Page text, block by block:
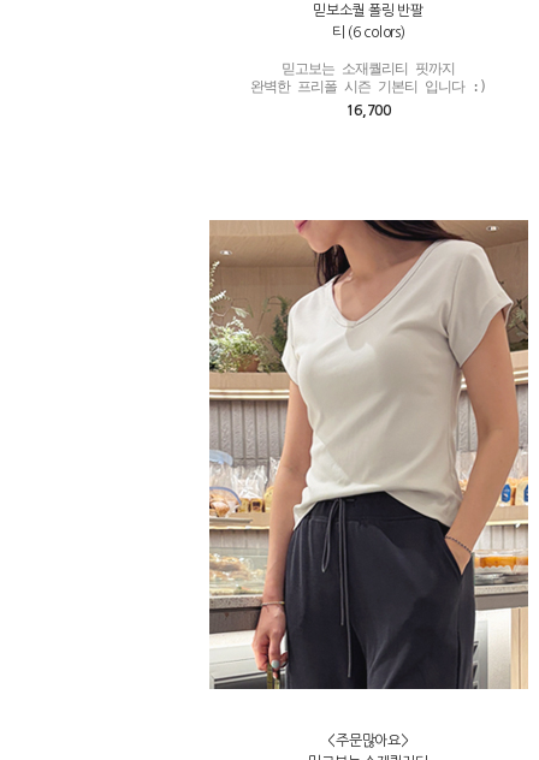
믿보소퀄 폴링 반팔
티 (6 colors)
믿고보는 소재퀄리티 핏까지
완벽한 프리폴 시즌 기본티 입니다 :)
16,700
<주문많아요>